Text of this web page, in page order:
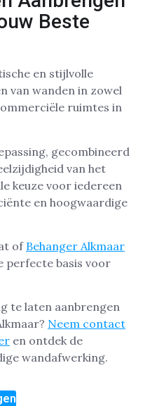
Beste
en stijlvolle
van wanden in zowel
ruimtes in
gecombineerd
van het
keuze voor iedereen
en hoogwaardige
of Behanger Alkmaar
perfecte basis voor
te laten aanbrengen
Neem contact
en ontdek de
wandafwerking.